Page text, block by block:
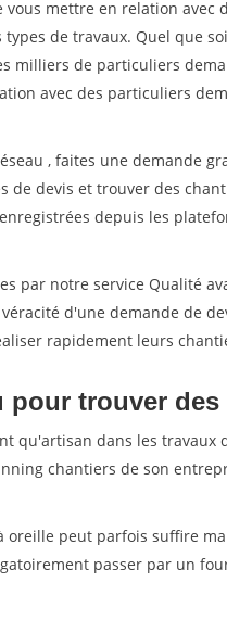
mettre en relation avec
de travaux. Quel que
milliers de particuliers
avec des particuliers
, faites une demande
devis et trouver des
depuis les
par notre service Qualité
d'une demande de
rapidement leurs
pour trouver
qu'artisan dans les travaux
chantiers de son
oreille peut parfois suffire
passer par un